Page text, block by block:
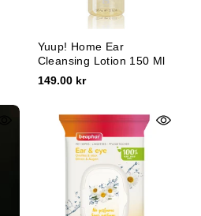
Yuup! Home Ear
Cleansing Lotion 150 Ml
149.00 kr